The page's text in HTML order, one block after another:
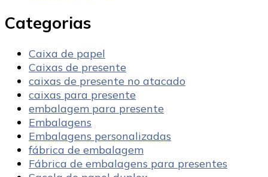
Categorias
Caixa de papel
Caixas de presente
caixas de presente no atacado
caixas para presente
embalagem para presente
Embalagens
Embalagens personalizadas
fábrica de embalagem
Fábrica de embalagens para presentes